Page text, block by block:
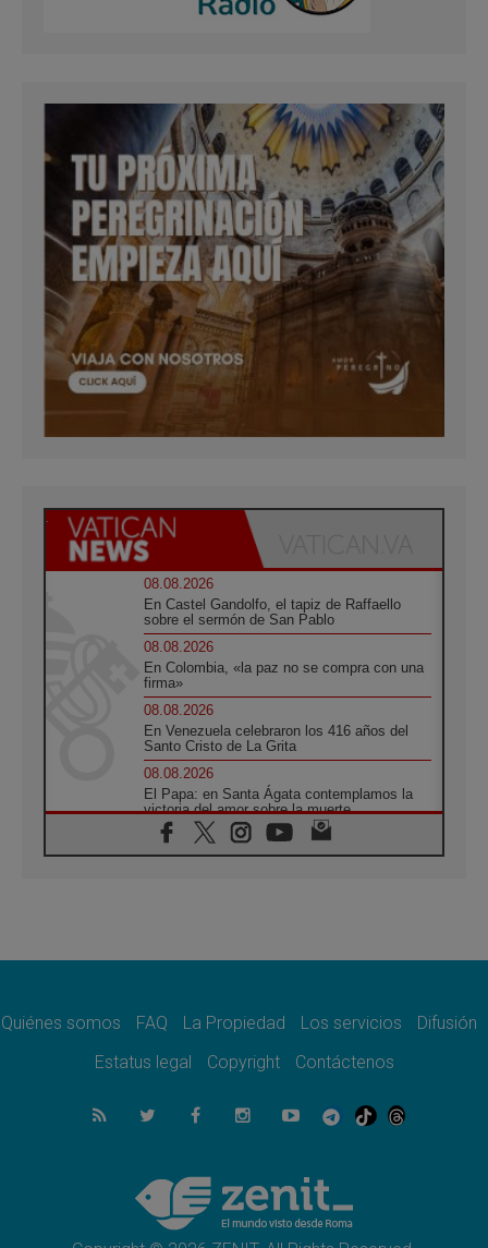
08.08.2026
En Castel Gandolfo, el tapiz de Raffaello
sobre el sermón de San Pablo
08.08.2026
En Colombia, «la paz no se compra con una
firma»
08.08.2026
En Venezuela celebraron los 416 años del
Santo Cristo de La Grita
08.08.2026
El Papa: en Santa Ágata contemplamos la
victoria del amor sobre la muerte
08.08.2026
León XIV visitará el Santuario de la Madre
07.08.2026
07.08.2026
el compromiso del cristiano"
La matanza de niños en Gaza no cesa: 300
muertos en 300 días
Tagle: La guerra desfigura el mundo, solo la
revelación de Dios lo transfigura
Quiénes somos FAQ La Propiedad Los servicios
Difusión
Estatus legal
Copyright Contáctenos